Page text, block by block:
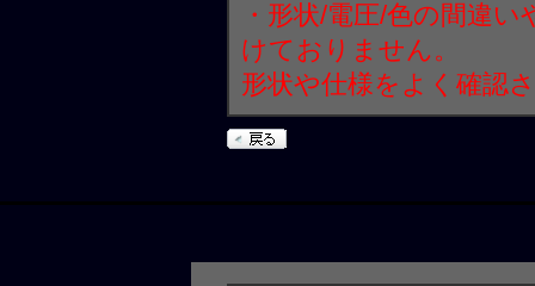
・形状/電圧/色の間違
けておりません。
形状や仕様をよく確認